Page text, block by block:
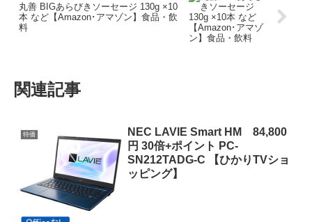
丸善 BIGあらびきソーセージ 130g ×10
本 など【Amazon･アマゾン】食品・飲
料
関連記事
特価
NEC LAVIE Smart HM 84,800
円 30倍+ポイント PC-
SN212TADG-C 【ひかりTVショ
ッピング】